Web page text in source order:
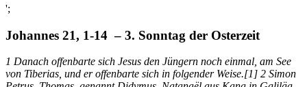
';
Johannes 21, 1-14 – 3. Sonntag der Osterzeit
1 Danach offenbarte sich Jesus den Jüngern noch einmal, am See
von Tiberias, und er offenbarte sich in folgender Weise.[1] 2 Simon